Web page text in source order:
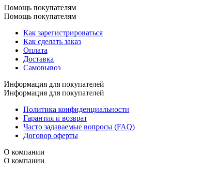
Помощь покупателям
Помощь покупателям
Как зарегистрироваться
Как сделать заказ
Оплата
Доставка
Самовывоз
Информация для покупателей
Информация для покупателей
Политика конфиденциальности
Гарантия и возврат
Часто задаваемые вопросы (FAQ)
Договор оферты
О компании
О компании